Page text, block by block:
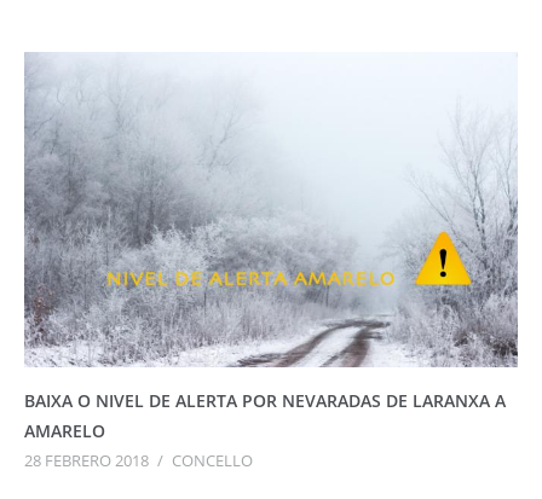
BAIXA O NIVEL DE ALERTA POR NEVARADAS DE LARANXA A
AMARELO
28 FEBRERO 2018 / CONCELLO